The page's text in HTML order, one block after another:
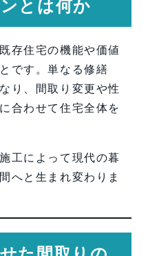
とは何か
存住宅の機能や価値
です。単なる修繕
り、間取り変更や性
合わせて住宅全体を
工によって現代の暮
へと生まれ変わりま